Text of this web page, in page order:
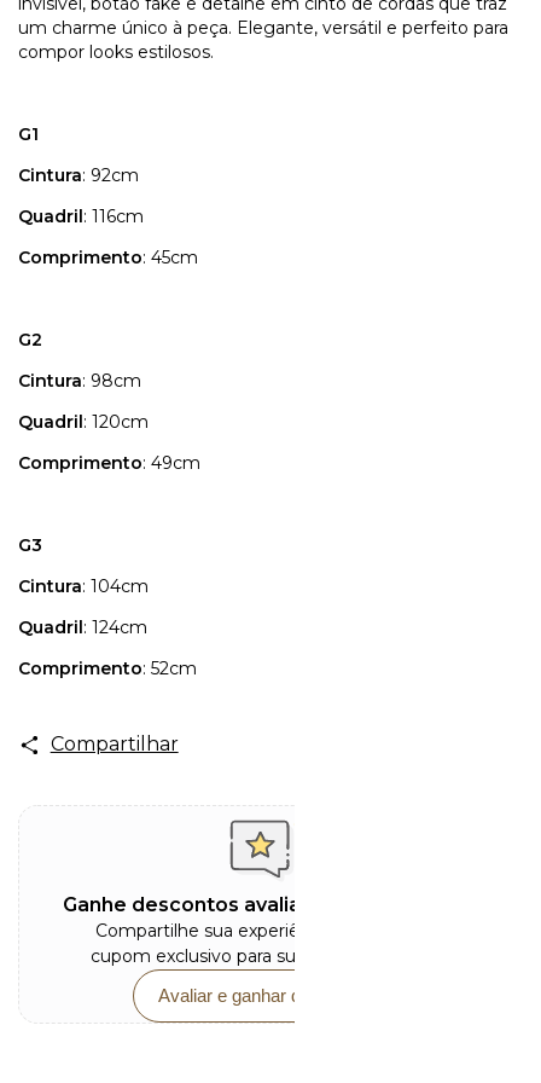
um charme único à peça. Elegante, versátil e perfeito para
compor looks estilosos.
G1
Cintura: 92cm
Quadril : 116cm
Comprimento: 45cm
G2
Cintura: 98cm
Quadril : 120cm
Comprimento: 49cm
G3
Cintura: 104cm
Quadril : 124cm
Comprimento: 52cm
Compartilhar
Ganhe descontos avaliando este produto
Compartilhe sua experiência e receba um
cupom exclusivo para sua próxima compra.
Avaliar e ganhar desconto